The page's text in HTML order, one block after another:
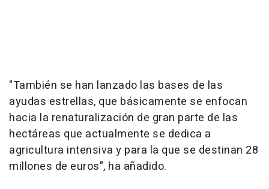
"También se han lanzado las bases de las
ayudas estrellas, que básicamente se enfocan
hacia la renaturalización de gran parte de las
hectáreas que actualmente se dedica a
agricultura intensiva y para la que se destinan 28
millones de euros", ha añadido.